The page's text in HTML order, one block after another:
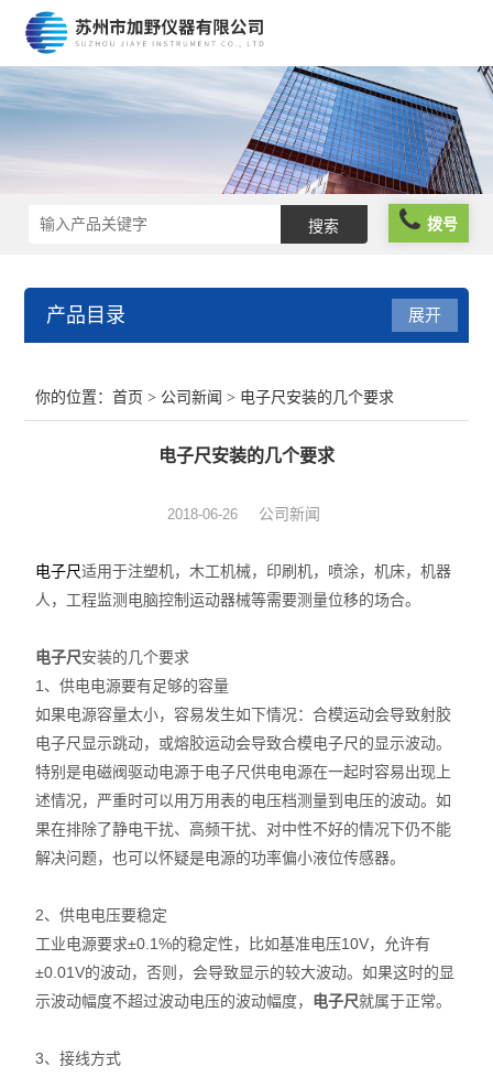
拨号
产品目录
色差仪
测高仪
电线电缆试验机
千分表
硬度计
三次元
展开
你的位置：首页 > 公司新闻 > 电子尺安装的几个要求
电子尺安装的几个要求
2018-06-26 公司新闻
电子尺适用于注塑机，木工机械，印刷机，喷涂，机床，机器
人，工程监测电脑控制运动器械等需要测量位移的场合。
电子尺安装的几个要求
1、供电电源要有足够的容量
如果电源容量太小，容易发生如下情况：合模运动会导致射胶
电子尺显示跳动，或熔胶运动会导致合模电子尺的显示波动。
特别是电磁阀驱动电源于电子尺供电电源在一起时容易出现上
述情况，严重时可以用万用表的电压档测量到电压的波动。如
果在排除了静电干扰、高频干扰、对中性不好的情况下仍不能
解决问题，也可以怀疑是电源的功率偏小液位传感器。
2、供电电压要稳定
工业电源要求±0.1%的稳定性，比如基准电压10V，允许有
±0.01V的波动，否则，会导致显示的较大波动。如果这时的显
示波动幅度不超过波动电压的波动幅度， 电子尺就属于正常。
3、接线方式